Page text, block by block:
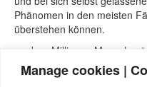
Manage cookies |
Phänomen in den meisten
überstehen können.
zu den „Millionen
jemand gezählt?